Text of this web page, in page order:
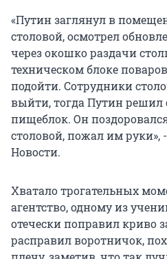
«Путин заглянул в
столовой, осмотрел
через окошко раздачи
техническом блоке
подойти. Сотрудники
выйти, тогда Путин решил
пищеблок. Он
столовой, пожал им руки», -
Новости.
Хватало трогательных
агентство, одному из
отечески поправил криво
расправил воротничок,